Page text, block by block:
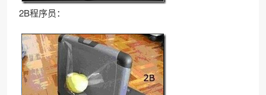
2B程序员：